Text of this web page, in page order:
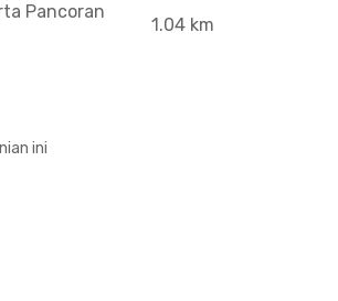
Pancoran
1.04 km
ini